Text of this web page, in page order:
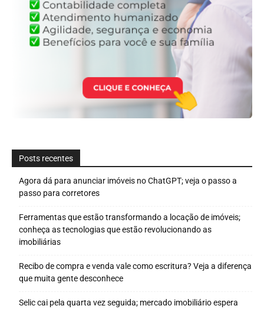
Posts recentes
Agora dá para anunciar imóveis no ChatGPT; veja o passo a
passo para corretores
Ferramentas que estão transformando a locação de imóveis;
conheça as tecnologias que estão revolucionando as
imobiliárias
Recibo de compra e venda vale como escritura? Veja a diferença
que muita gente desconhece
Selic cai pela quarta vez seguida; mercado imobiliário espera